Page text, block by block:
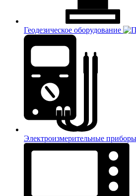
Геодезическое оборудование
Электроизмерительные приборы